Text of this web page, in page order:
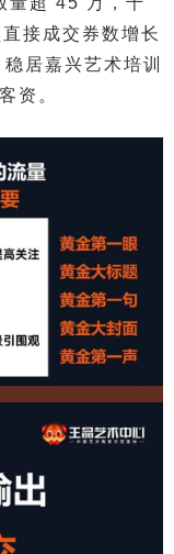
接成交券数增长
居嘉兴艺术培训
资。